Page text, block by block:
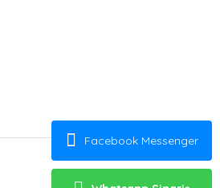
Facebook Messenger